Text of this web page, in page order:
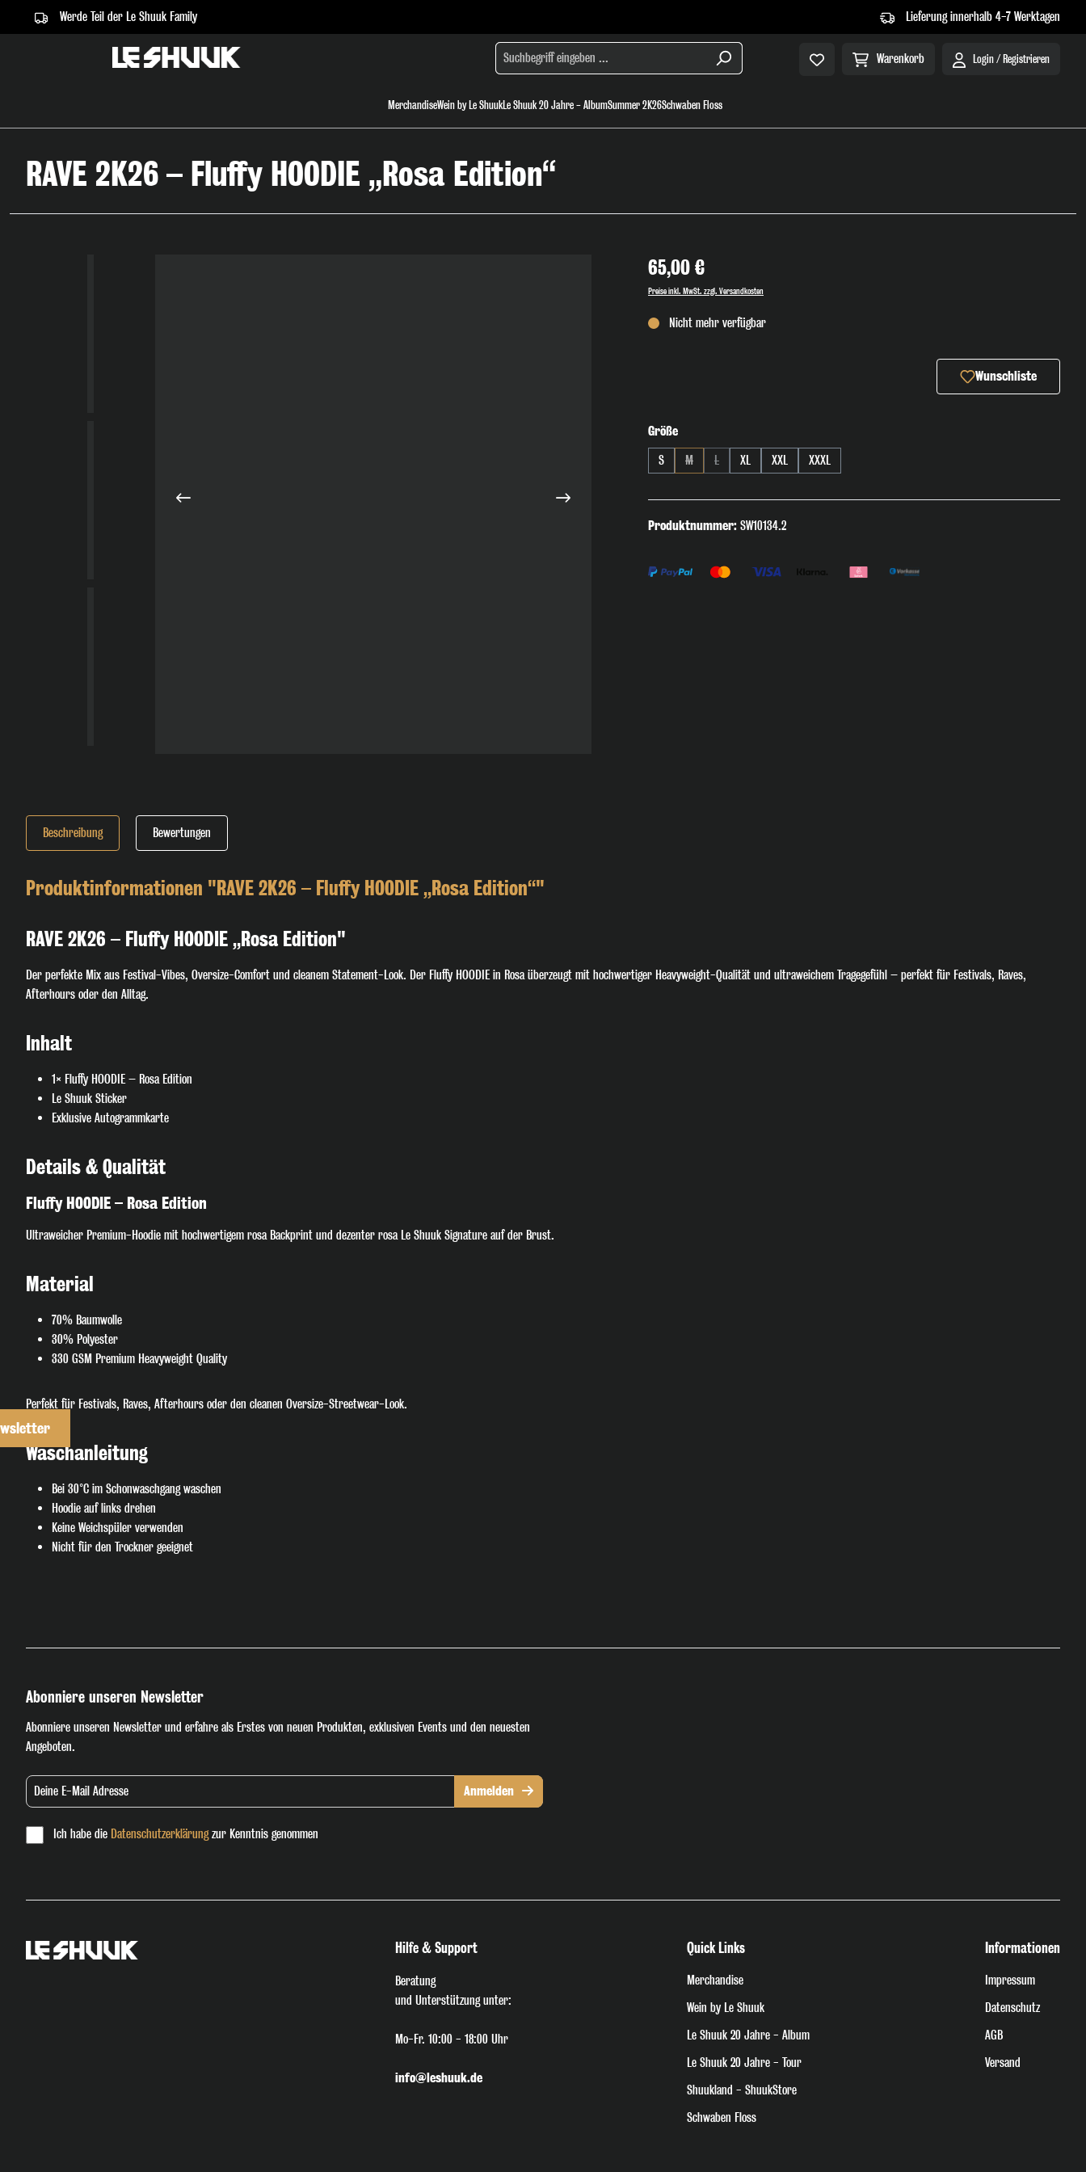
Zur Hauptnavigation springen
Werde Teil der Le Shuuk Family Lieferung innerhalb 4-7 Werktagen
Warenkorb Login / Registrieren
Merchandise
New
Sale
Accessoires
Wein by Le Shuuk Le Shuuk 20 Jahre - AlbumSummer 2K26Schwaben Floss
RAVE 2K26 – Fluffy HOODIE „Rosa Edition“
65,00 €
Preise inkl. MwSt. zzgl. Versandkosten
Nicht mehr verfügbar
Wunschliste
Größeauswählen
S
M
(Diese Option ist zurzeit nicht verfügbar.)
L
(Diese Option ist zurzeit nicht verfügbar.)
XL XXL XXXL
Produktnummer: SW10134.2
Beschreibung Bewertungen
Produktinformationen "RAVE 2K26 – Fluffy HOODIE „Rosa Edition“"
RAVE 2K26 – Fluffy HOODIE „Rosa Edition"
Der perfekte Mix aus Festival-Vibes, Oversize-Comfort und cleanem Statement-Look. Der Fluffy HOODIE in Rosa überzeugt mit hochwertiger Heavyweight-Qualität und ultraweichem Tragegefühl – perfekt für Festivals, Raves,
Afterhours oder den Alltag.
Inhalt
1× Fluffy HOODIE – Rosa Edition
Le Shuuk Sticker
Exklusive Autogrammkarte
Details & Qualität
Fluffy HOODIE – Rosa Edition
Ultraweicher Premium-Hoodie mit hochwertigem rosa Backprint und dezenter rosa Le Shuuk Signature auf der Brust.
Material
70% Baumwolle
30% Polyester
330 GSM Premium Heavyweight Quality
Perfekt für Festivals, Raves, Afterhours oder den cleanen Oversize-Streetwear-Look.
Waschanleitung
Bei 30°C im Schonwaschgang waschen
Hoodie auf links drehen
Keine Weichspüler verwenden
Nicht für den Trockner geeignet
Hilfe & Support
Beratung
und Unterstützung unter:
Mo-Fr. 10:00 - 18:00 Uhr
info@leshuuk.de
Quick Links
Merchandise
Wein by Le Shuuk
Le Shuuk 20 Jahre - Album
Le Shuuk 20 Jahre - Tour
Shuukland - ShuukStore
Schwaben Floss
Informationen
Impressum
Datenschutz
AGB
Versand
Abonniere unseren Newsletter
Abonniere unseren Newsletter und erfahre als Erstes von neuen Produkten, exklusiven Events und den neuesten
Angeboten.
Ich habe die Datenschutzerklärungzur Kenntnis genommen
Anmelden